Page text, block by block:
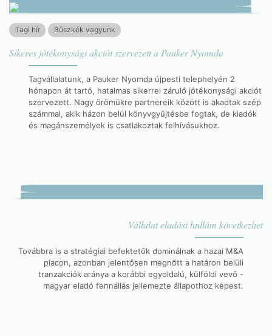
Tagi hír Büszkék vagyunk
Sikeres jótékonysági akciót szervezett a Pauker Nyomda
Tagvállalatunk, a Pauker Nyomda újpesti telephelyén 2
hónapon át tartó, hatalmas sikerrel záruló jótékonysági akciót
szervezett. Nagy örömükre partnereik között is akadtak szép
számmal, akik házon belül könyvgyűjtésbe fogtak, de kiadók
és magánszemélyek is csatlakoztak felhívásukhoz.
Vállalat eladási hullám következhet
Továbbra is a stratégiai befektetők dominálnak a hazai M&A
piacon, azonban jelentősen megnőtt a határon belüli
tranzakciók aránya a korábbi egyoldalú, külföldi vevő -
magyar eladó fennállás jellemezte állapothoz képest.